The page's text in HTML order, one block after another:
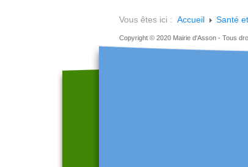
Vous êtes ici : Accueil Santé
Copyright © 2020 Mairie d'Asson - Tous